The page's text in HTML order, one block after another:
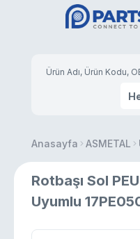
Anasayfa ASMETAL
Rotbaşı Sol
Uyumlu